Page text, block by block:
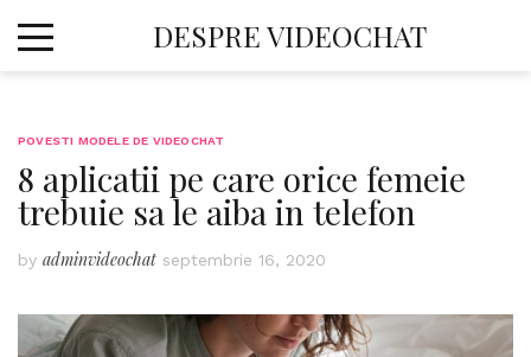
DESPRE VIDEOCHAT
POVESTI MODELE DE VIDEOCHAT
8 aplicatii pe care orice femeie
trebuie sa le aiba in telefon
by adminvideochat septembrie 16, 2020